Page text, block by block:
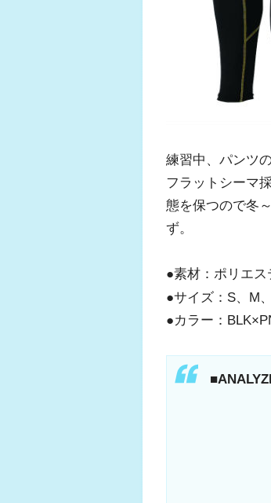
練習中、パンツ
フラットシーマ
態を保つので冬
ず。
●素材：ポリエ
●サイズ：S、M
●カラー：